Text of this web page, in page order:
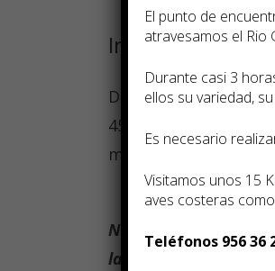
Incluye
Duración de la visita
45 min.
mareas.
NOTA: No se
la reserva por
El punto de
atravesamos el Rio
Durante casi 3
ellos su variedad,
Es necesario
Visitamos unos 15
aves costeras
Teléfonos 956 36